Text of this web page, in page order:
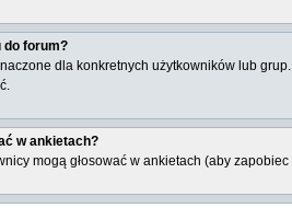
do forum?
dla konkretnych użytkowników lub
w ankietach?
mogą głosować w ankietach (aby